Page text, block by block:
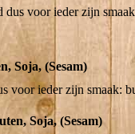
voor ieder zijn
Soja, (Sesam)
voor ieder zijn smaak:
Soja, (Sesam)